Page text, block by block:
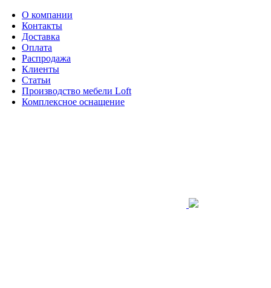
О компании
Контакты
Доставка
Оплата
Распродажа
Клиенты
Статьи
Производство мебели Loft
Комплексное оснащение